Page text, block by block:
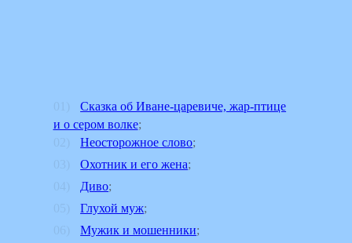
Сказка об Иване-царевиче, жар-птице
и о сером волке;
Неосторожное слово;
Охотник и его жена;
Диво;
Глухой муж;
Мужик и мошенники;